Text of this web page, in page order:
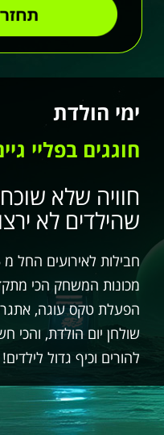
ימי הולדת
חוגגים בפליי
חוויה שלא
שהילדים לא
חבילות לאירועים החל מ 15 ועד 250 משתתפים
מכונות המשחק הכי
הפעלת טקס עוגה,
שולחן יום הולדת, והכי
להורים וכיף גדול לילדים!